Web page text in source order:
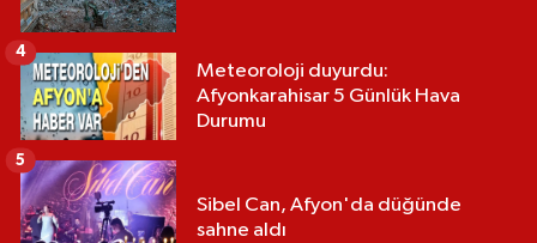
Meteoroloji duyurdu:
Afyonkarahisar 5 Günlük Hava
Durumu
4
Sibel Can, Afyon'da düğünde
sahne aldı
5